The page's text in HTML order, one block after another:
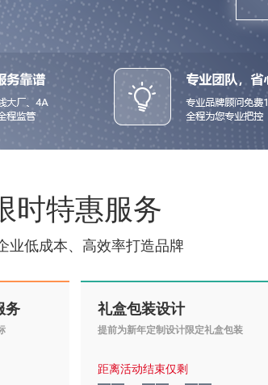
时特惠服务
业低成本、高效率打造品牌
务 礼盒包装设计
提前为新年定制设计限定礼盒包装
距离活动结束仅剩
2
4
0
2